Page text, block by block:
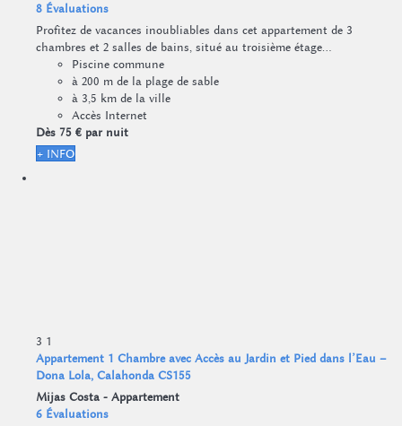
8 Évaluations
Profitez de vacances inoubliables dans cet appartement de 3
chambres et 2 salles de bains, situé au troisième étage...
Piscine commune
à 200 m de la plage de sable
à 3,5 km de la ville
Accès Internet
Dès 75 € par nuit
+ INFO
3 1
Appartement 1 Chambre avec Accès au Jardin et Pied dans l’Eau –
Dona Lola, Calahonda CS155
Mijas Costa - Appartement
6 Évaluations